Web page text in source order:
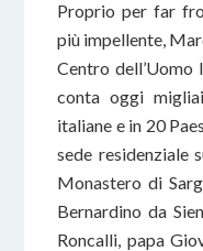
Proprio per far
più impellente,
Centro dell’Uomo
conta oggi
italiane e in 20
sede residenziale
Monastero di
Bernardino da
Roncalli, papa